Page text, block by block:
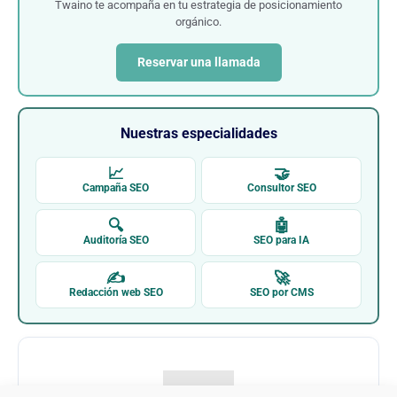
Twaino te acompaña en tu estrategia de posicionamiento
orgánico.
Reservar una llamada
Nuestras especialidades
📈
Campaña SEO
🤝
Consultor SEO
🔍
Auditoría SEO
🤖
SEO para IA
✍
Redacción web SEO
🚀
SEO por CMS